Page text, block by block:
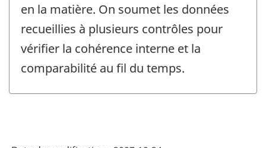
en la matière. On soumet les données
recueillies à plusieurs contrôles pour
vérifier la cohérence interne et la
comparabilité au fil du temps.